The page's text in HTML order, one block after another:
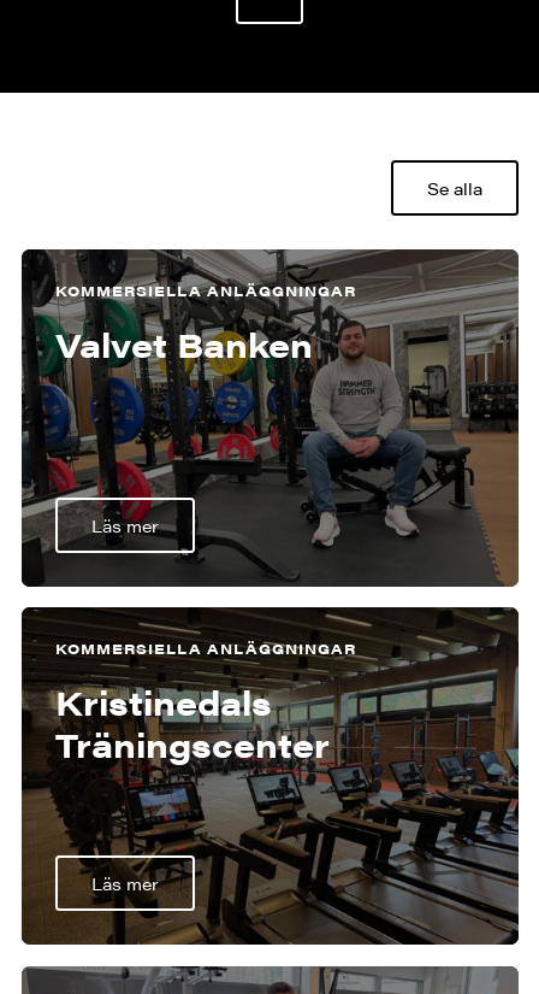
Se alla
KOMMERSIELLA ANLÄGGNINGAR
Valvet Banken
Läs mer
KOMMERSIELLA ANLÄGGNINGAR
Kristinedals
Träningscenter
Läs mer